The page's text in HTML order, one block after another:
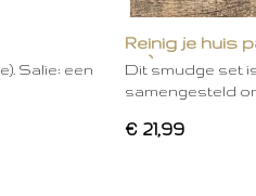
Salie: een
Reinig je huis
cm)
Dit smudge set
samengesteld
€ 21,99